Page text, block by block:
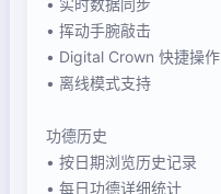
• 实时数据同步
• 挥动手腕敲击
• Digital Crown 快捷操作
• 离线模式支持
功德历史
• 按日期浏览历史记录
• 每日功德详细统计